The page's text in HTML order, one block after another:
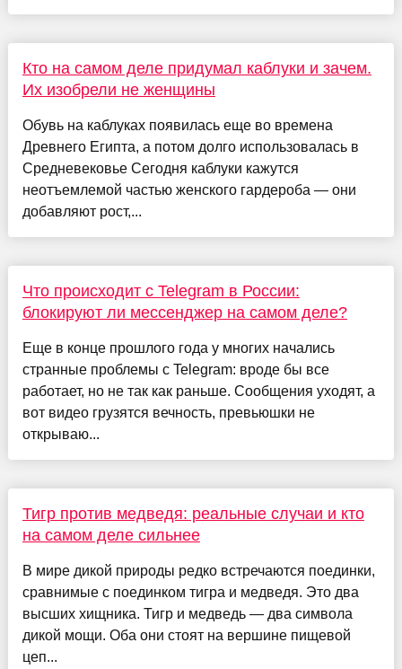
Кто на самом деле придумал каблуки и зачем.
Их изобрели не женщины
Обувь на каблуках появилась еще во времена
Древнего Египта, а потом долго использовалась в
Средневековье Сегодня каблуки кажутся
неотъемлемой частью женского гардероба — они
добавляют рост,...
Что происходит с Telegram в России:
блокируют ли мессенджер на самом деле?
Еще в конце прошлого года у многих начались
странные проблемы с Telegram: вроде бы все
работает, но не так как раньше. Сообщения уходят, а
вот видео грузятся вечность, превьюшки не
открываю...
Тигр против медведя: реальные случаи и кто
на самом деле сильнее
В мире дикой природы редко встречаются поединки,
сравнимые с поединком тигра и медведя. Это два
высших хищника. Тигр и медведь — два символа
дикой мощи. Оба они стоят на вершине пищевой
цеп...